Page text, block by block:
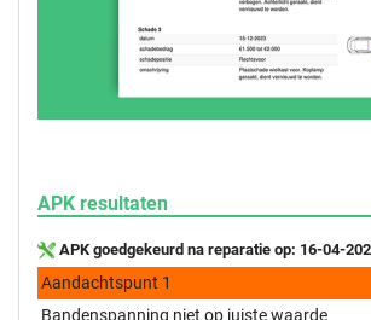
APK resultaten
APK goedgekeurd na reparatie op: 16-04-
Aandachtspunt 1
Bandenspanning niet op juiste waarde